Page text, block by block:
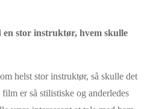
en stor instruktør, hvem skulle
helst stor instruktør, så skulle det
er så stilistiske og anderledes